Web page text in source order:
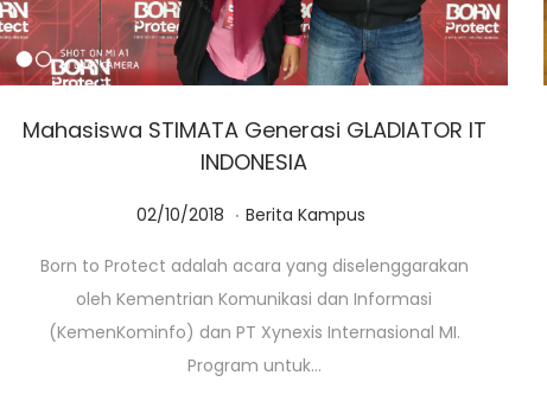
Mahasiswa STIMATA Generasi GLADIATOR IT
INDONESIA
Posted on
02/10/2018
/
1
0
/
. Posted in
Berita Kampus
Born to Protect adalah acara yang diselenggarakan
oleh Kementrian Komunikasi dan Informasi
(KemenKominfo) dan PT Xynexis Internasional MI.
Program untuk…